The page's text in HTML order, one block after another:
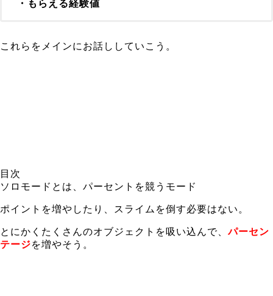
・もらえる経験値
これらをメインにお話ししていこう。
目次
ソロモードとは、パーセントを競うモード
ポイントを増やしたり、スライムを倒す必要はない。
とにかくたくさんのオブジェクトを吸い込んで、パーセン
テージを増やそう。